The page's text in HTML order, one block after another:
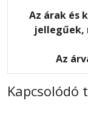
Az árak és
jellegűek,
Az
Kapcsolódó